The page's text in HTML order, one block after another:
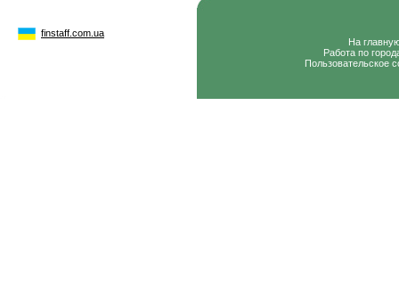
finstaff.com.ua
На
Работа по
Пользовательское